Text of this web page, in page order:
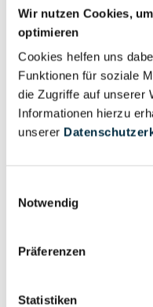
Wir nutzen Cookies,
optimieren
Cookies helfen uns
Funktionen für soziale
die Zugriffe auf unserer
Informationen hierzu
unserer
Notwendig
Präferenzen
Statistiken
Eigentums- und
Wirtschaftlich